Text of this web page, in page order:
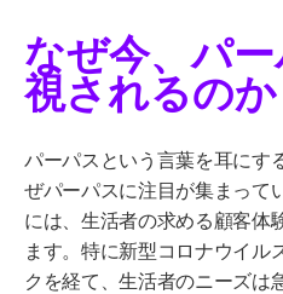
なぜ今、パ
視されるのか
パーパスという言葉を耳にす
ぜパーパスに注目が集まって
には、生活者の求める顧客体
ます。特に新型コロナウイル
クを経て、生活者のニーズは